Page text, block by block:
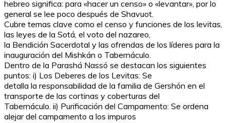
hebreo significa: para «hacer un censo» o «levantar», por lo
general se lee poco después de Shavuot.
Cubre temas clave como el censo y funciones de los levitas,
las leyes de la Sotá, el voto del nazareo,
la Bendición Sacerdotal y las ofrendas de los líderes para la
inauguración del Mishkán o Tabernáculo.
Dentro de la Parashá Nassó se destacan los siguientes
puntos: i) Los Deberes de los Levitas: Se
detalla la responsabilidad de la familia de Gershón en el
transporte de las cortinas y coberturas del
Tabernáculo. ii) Purificación del Campamento: Se ordena
alejar del campamento a los impuros